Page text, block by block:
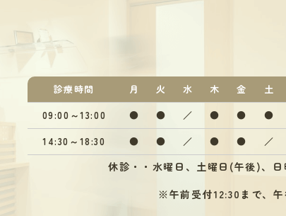
診療時間 月 火 水 木 金 土
09:00～13:00
● ● ／ ● ● ●
14:30～18:30
● ● ／ ● ● ／
休診・・水曜日、土曜日(午後)、日
※午前受付12:30まで、